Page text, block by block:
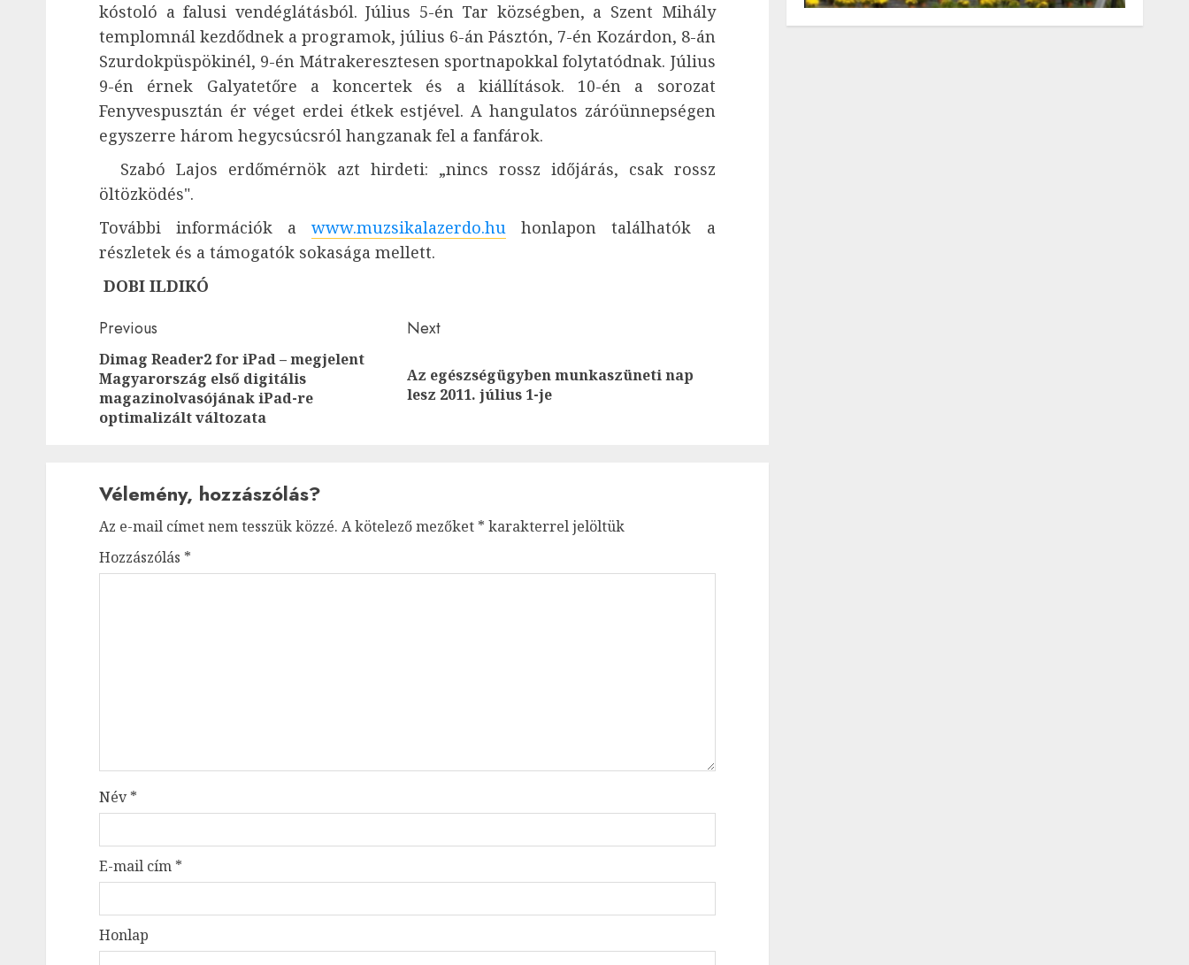
kóstoló a falusi vendéglátásból. Július 5-én Tar községben, a Szent Mihály
templomnál kezdődnek a programok, július 6-án Pásztón, 7-én Kozárdon, 8-án
Szurdokpüspökinél, 9-én Mátrakeresztesen sportnapokkal folytatódnak. Július
9-én érnek Galyatetőre a koncertek és a kiállítások. 10-én a sorozat
Fenyvespusztán ér véget erdei étkek estjével. A hangulatos záróünnepségen
egyszerre három hegycsúcsról hangzanak fel a fanfárok.
Szabó Lajos erdőmérnök azt hirdeti: „nincs rossz időjárás, csak rossz
öltözködés".
További információk awww.muzsikalazerdo.hu honlapon találhatók a
részletek és a támogatók sokasága mellett.
DOBI ILDIKÓ
Post
navigation
Previous
Previous
post:
Dimag Reader2 for iPad – megjelent
Magyarország első digitális
magazinolvasójának iPad-re
optimalizált változata
Next
Next
post:
Az egészségügyben munkaszüneti nap
lesz 2011. július 1-je
Vélemény, hozzászólás?
Az e-mail címet nem tesszük közzé. A kötelező mezőket * karakterrel jelöltük
Hozzászólás *
Név*
E-mail cím *
Honlap